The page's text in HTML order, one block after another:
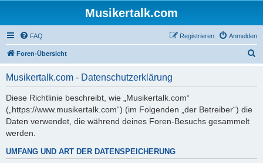
Musikertalk.com
FAQ Anmelden
Registrieren
Foren-Übersicht
Musikertalk.com - Datenschutzerklärung
Diese Richtlinie beschreibt, wie „Musikertalk.com“
(„https://www.musikertalk.com“) (im Folgenden „der Betreiber“) die
Daten verwendet, die während deines Foren-Besuchs gesammelt
werden.
UMFANG UND ART DER DATENSPEICHERUNG